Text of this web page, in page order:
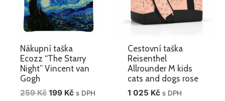
Nákupní taška
Ecozz “The Starry
Night” Vincent van
Gogh
259Kč 199 Kč s DPH
Cestovní taška
Reisenthel
Allrounder M kids
cats and dogs rose
1 025 Kč s DPH